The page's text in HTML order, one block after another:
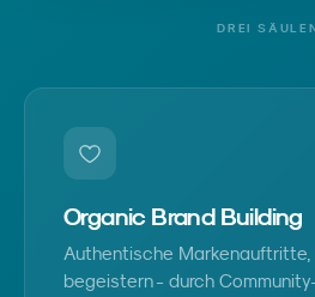
DREI
Organic Brand Building
Authentische Markenauftritte,
begeistern - durch